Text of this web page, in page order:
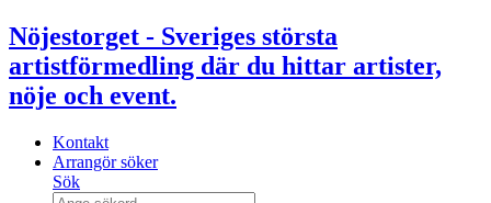
Nöjestorget - Sveriges största
artistförmedling där du hittar artister,
nöje och event.
Kontakt
Arrangör söker
Sök